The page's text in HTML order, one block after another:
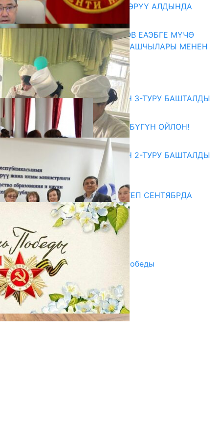
КӨРКӨМ ТАСМАСЫ ЖАРЫК КӨРҮҮ АЛДЫНДА
07.08.2026
ПРЕЗИДЕНТ САДЫР ЖАПАРОВ ЕАЭБГЕ МҮЧӨ
МАМЛЕКЕТТЕРДИН ӨКМӨТ БАШЧЫЛАРЫ МЕНЕН
ЖОЛУГУШТУ
07.08.2026
Абитуриент
ЖОЖДОРГО КАБЫЛ АЛУУНУН 3-ТУРУ БАШТАЛДЫ
27.07.2026
ӨЗҮҢДҮН КЕЛЕЧЕГИҢ ҮЧҮН БҮГҮН ОЙЛОН!
20.07.2026
ЖОЖДОРГО КАБЫЛ АЛУУНУН 2-ТУРУ БАШТАЛДЫ
20.07.2026
Медиа
СУЗАКТА 750 ОРУНДУУ МЕКТЕП СЕНТЯБРДА
ПАЙДАЛАНУУГА БЕРИЛЕТ
07.08.2025
Улуу Жеңиштин жандуу сөзү
29.04.2025
Награды в преддверии Дня Победы
29.04.2025